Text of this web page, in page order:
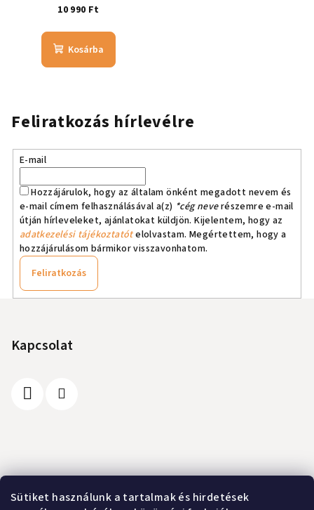
Sütiket használunk a tartalmak és hirdetések
10 990 Ft
Kosárba
Feliratkozás hírlevélre
E-mail
Hozzájárulok, hogy az általam önként megadott nevem és
e-mail címem felhasználásával a(z) *cég neverészemre e-mail
útján hírleveleket, ajánlatokat küldjön. Kijelentem, hogy az
adatkezelési tájékoztatótelolvastam. Megértettem, hogy a
hozzájárulásom bármikor visszavonhatom.
Feliratkozás
Kapcsolat
Információ